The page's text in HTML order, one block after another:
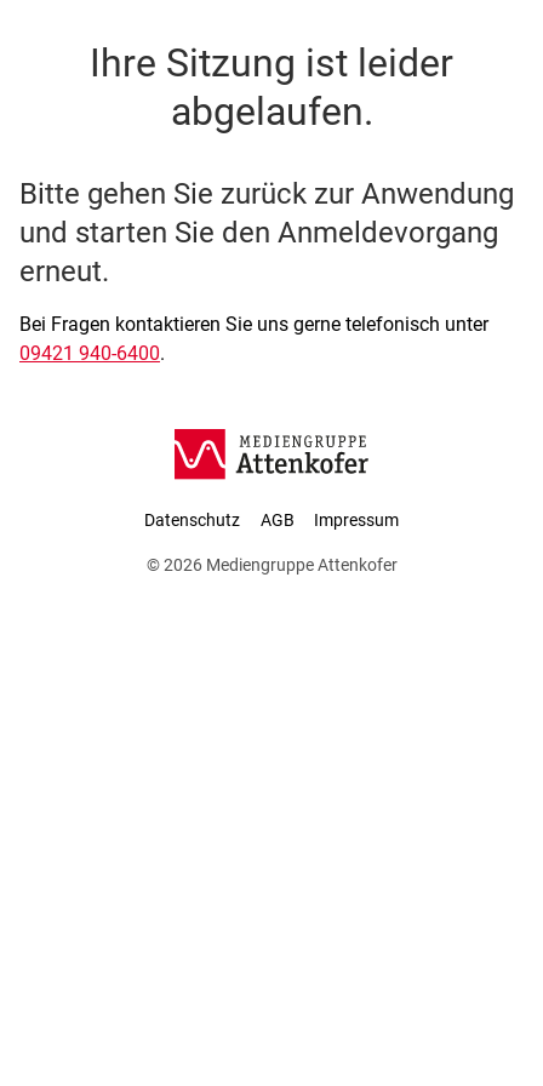
SSO Single-Sign-On der
Ihre Sitzung ist leider
abgelaufen.
Bitte gehen Sie zurück zur Anwendung
und starten Sie den Anmeldevorgang
erneut.
Bei Fragen kontaktieren Sie uns gerne telefonisch unter
09421 940-6400.
Datenschutz AGB Impressum
© 2026 Mediengruppe Attenkofer